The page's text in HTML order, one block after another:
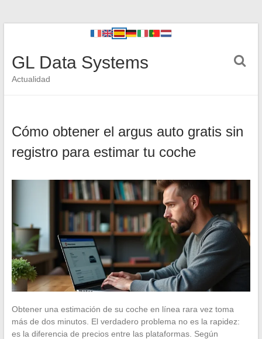
GL Data Systems
Actualidad
Cómo obtener el argus auto gratis sin
registro para estimar tu coche
Obtener una estimación de su coche en línea rara vez toma
más de dos minutos. El verdadero problema no es la rapidez:
es la diferencia de precios entre las plataformas. Según